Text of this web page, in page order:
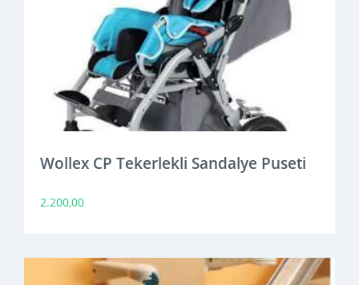
Wollex CP Tekerlekli Sandalye Puseti
2.200,00